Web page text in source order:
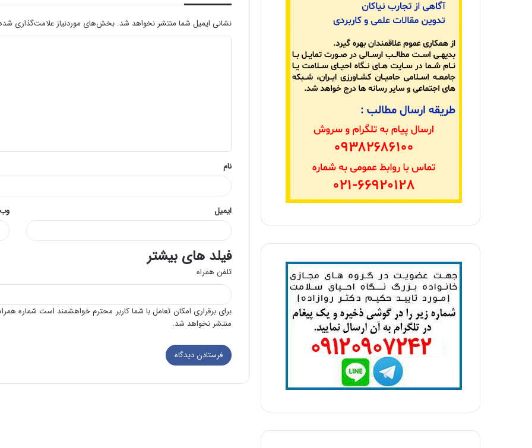
نشانی ایمیل شما منتشر نخواهد شد. بخش‌های موردنیاز علامت‌گذاری
*
نام
ایمیل
فیلد های بیشتر
تلفن همراه
برای برقراری امکان تعامل با شما کاربر محترم خواهشمند است شماره
منتشر نخواهد شد.